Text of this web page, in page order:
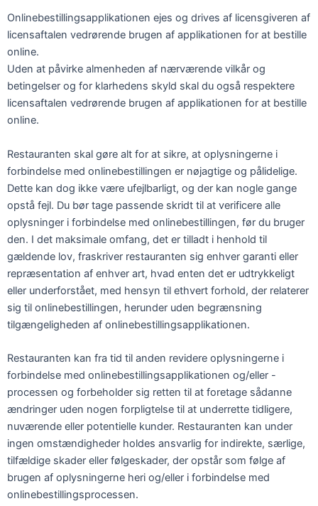
Onlinebestillingsapplikationen ejes og drives af licensgiveren af
licensaftalen vedrørende brugen af applikationen for at bestille
online.
Uden at påvirke almenheden af nærværende vilkår og
betingelser og for klarhedens skyld skal du også respektere
licensaftalen vedrørende brugen af applikationen for at bestille
online.
Restauranten skal gøre alt for at sikre, at oplysningerne i
forbindelse med onlinebestillingen er nøjagtige og pålidelige.
Dette kan dog ikke være ufejlbarligt, og der kan nogle gange
opstå fejl. Du bør tage passende skridt til at verificere alle
oplysninger i forbindelse med onlinebestillingen, før du bruger
den. I det maksimale omfang, det er tilladt i henhold til
gældende lov, fraskriver restauranten sig enhver garanti eller
repræsentation af enhver art, hvad enten det er udtrykkeligt
eller underforstået, med hensyn til ethvert forhold, der relaterer
sig til onlinebestillingen, herunder uden begrænsning
tilgængeligheden af onlinebestillingsapplikationen.
Restauranten kan fra tid til anden revidere oplysningerne i
forbindelse med onlinebestillingsapplikationen og/eller -
processen og forbeholder sig retten til at foretage sådanne
ændringer uden nogen forpligtelse til at underrette tidligere,
nuværende eller potentielle kunder. Restauranten kan under
ingen omstændigheder holdes ansvarlig for indirekte, særlige,
tilfældige skader eller følgeskader, der opstår som følge af
brugen af oplysningerne heri og/eller i forbindelse med
onlinebestillingsprocessen.